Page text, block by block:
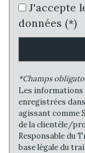
Nombre
Propriétaires
Taxe foncière
Habitants de
Habitants de
Habitants de
J'accepte
données (*)
*Champs
Les informations
enregistrées
agissant comme
de la clientèle/
Responsable du
base légale du